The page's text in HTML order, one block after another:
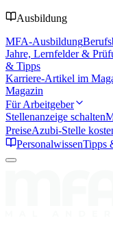
Ausbildung
MFA-Ausbildung
Jahre, Lernfelder &
& Tipps
Karriere-Artikel im
Magazin
Für Arbeitgeber
Stellenanzeige schalten
PreiseAzubi-Stelle
PersonalwissenTipps